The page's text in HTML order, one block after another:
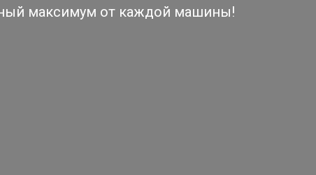
максимум от каждой машины!